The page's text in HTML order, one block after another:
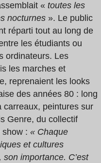
« toutes les
nocturnes ». Le public
réparti tout au long de
les étudiants ou
ordinateurs. Les
les marches et
reprenaient les looks
des années 80 : long
carreaux, peintures sur
Genre, du collectif
show : « Chaque
et cultures
importance. C’est